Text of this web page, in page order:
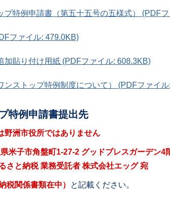
プ特例申請書（第五十五号の五様式） (PDF
ファイル: 479.0KB)
加貼り付け用紙 (PDFファイル: 608.3KB)
ンストップ特例制度について） (PDFファイ
特例申請書提出先
野洲市役所ではありません
米子市角盤町1-27-2 グッドブレスガーデン4
さと納税 業務受託者 株式会社エッグ 宛
税関係書類在中） と記載ください。